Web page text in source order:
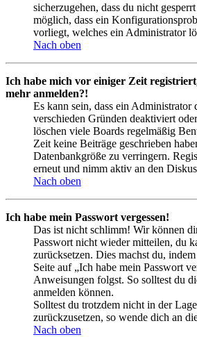
sicherzugehen, dass du nicht
möglich, dass ein
vorliegt, welches ein Administrator
Nach oben
Ich habe mich vor einiger Zeit
mehr anmelden?!
Es kann sein, dass ein Administrator
verschieden Gründen deaktiviert
löschen viele Boards regelmäßig
Zeit keine Beiträge geschrieben
Datenbankgröße zu verringern.
erneut und nimm aktiv an den
Nach oben
Ich habe mein Passwort vergessen!
Das ist nicht schlimm! Wir können
Passwort nicht wieder mitteilen, du
zurücksetzen. Dies machst du,
Seite auf „Ich habe mein Passwort
Anweisungen folgst. So solltest du
anmelden können.
Solltest du trotzdem nicht in der
zurückzusetzen, so wende dich an
Nach oben